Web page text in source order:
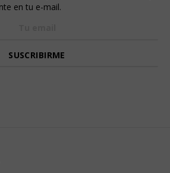
en tu e-mail.